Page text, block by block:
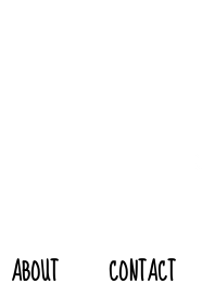
ABOUT CONTACT